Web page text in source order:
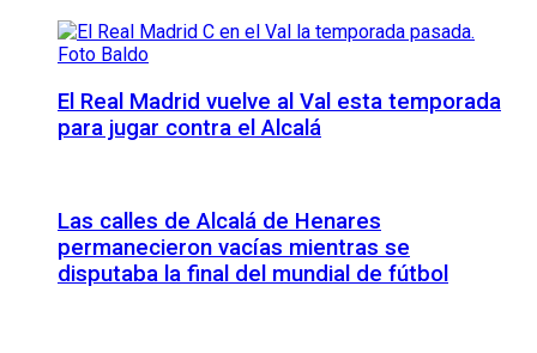
El Real Madrid vuelve al Val esta temporada
para jugar contra el Alcalá
Las calles de Alcalá de Henares
permanecieron vacías mientras se
disputaba la final del mundial de fútbol